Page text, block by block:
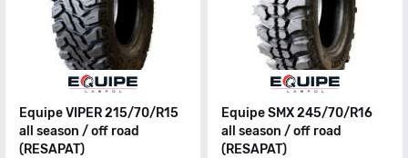
Equipe VIPER 215/70/R15
all season / off road
(RESAPAT)
Equipe SMX 245/70/R16
all season / off road
(RESAPAT)